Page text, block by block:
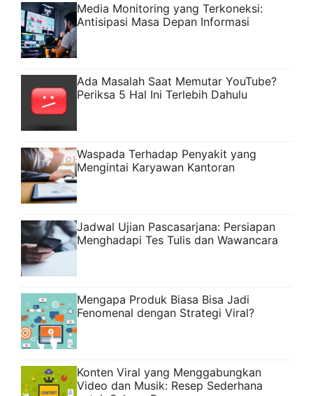
Media Monitoring yang Terkoneksi:
Antisipasi Masa Depan Informasi
Ada Masalah Saat Memutar YouTube?
Periksa 5 Hal Ini Terlebih Dahulu
Waspada Terhadap Penyakit yang
Mengintai Karyawan Kantoran
Jadwal Ujian Pascasarjana: Persiapan
Menghadapi Tes Tulis dan Wawancara
Mengapa Produk Biasa Bisa Jadi
Fenomenal dengan Strategi Viral?
Konten Viral yang Menggabungkan
Video dan Musik: Resep Sederhana